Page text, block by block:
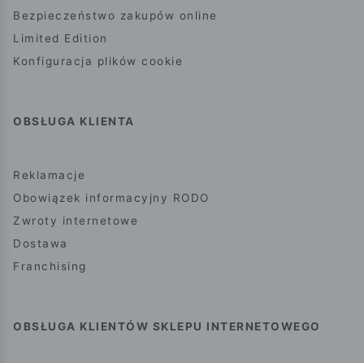
Bezpieczeństwo zakupów online
Limited Edition
Konfiguracja plików cookie
OBSŁUGA KLIENTA
Reklamacje
Obowiązek informacyjny RODO
Zwroty internetowe
Dostawa
Franchising
OBSŁUGA KLIENTÓW SKLEPU INTERNETOWEGO